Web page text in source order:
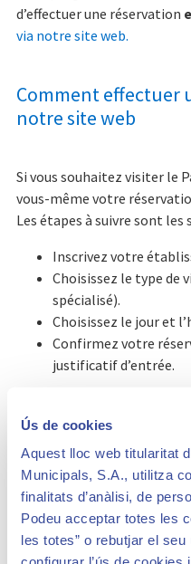
Ús de cookies
Aquest lloc web titularitat
Municipals, S.A., utilitza
finalitats d’anàlisi, de
Podeu acceptar totes les
les totes” o rebutjar el
d’effectuer une réservation
via notre site web.
Comment effectuer
notre site web
Si vous souhaitez visiter le
vous-même votre
Les étapes à suivre sont les
Inscrivez votre
Choisissez le type de
spécialisé).
Choisissez le jour et
Confirmez votre
justificatif d’entrée.
QUE, POUR LES DEUX
ATTESTER DU FAIT QUE
CARACTÈRE CULTUREL ET
Nous vous prions de lire
nos conditionsavant
réservation.